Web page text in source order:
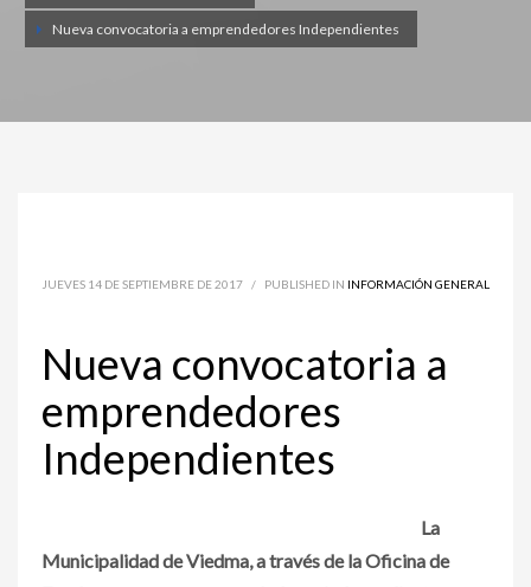
Nueva convocatoria a emprendedores Independientes
JUEVES 14 DE SEPTIEMBRE DE 2017 / PUBLISHED IN INFORMACIÓN GENERAL
Nueva convocatoria a
emprendedores
Independientes
La
Municipalidad de Viedma, a través de la Oficina de